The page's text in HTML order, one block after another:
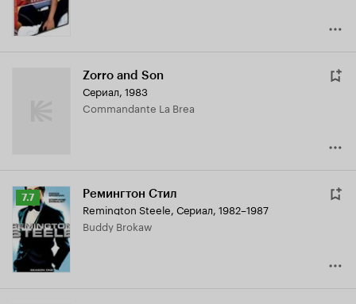
Zorro and Son
Сериал, 1983
Commandante La Brea
Рейтинг
Кинопоиска
7.7
7.7 Ремингтон Стил
Remington Steele, Сериал, 1982–1987
Buddy Brokaw